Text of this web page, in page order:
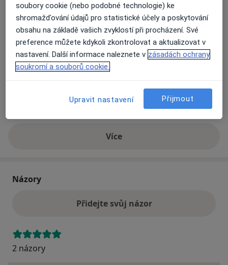
Ordinace
Gen. Janouška 905, Praha 198 00
Přiblížit mapuse otevře v nové záložce
Na této adrese online kalendář není aktivní
Co mám v takové situaci udělat?
Víceo adrese
Názory
Přidejte svůj názor
2 názory
soubory cookie (nebo podobné technologie) ke
shromažďování údajů pro statistické účely a poskytování
obsahu na základě vašich zvyklostí při procházení. Své
preference můžete kdykoli zkontrolovat a aktualizovat v
nastavení. Další informace naleznete v zásadách ochrany
soukromí a souborů cookie.
Upravit nastavení Přijmout